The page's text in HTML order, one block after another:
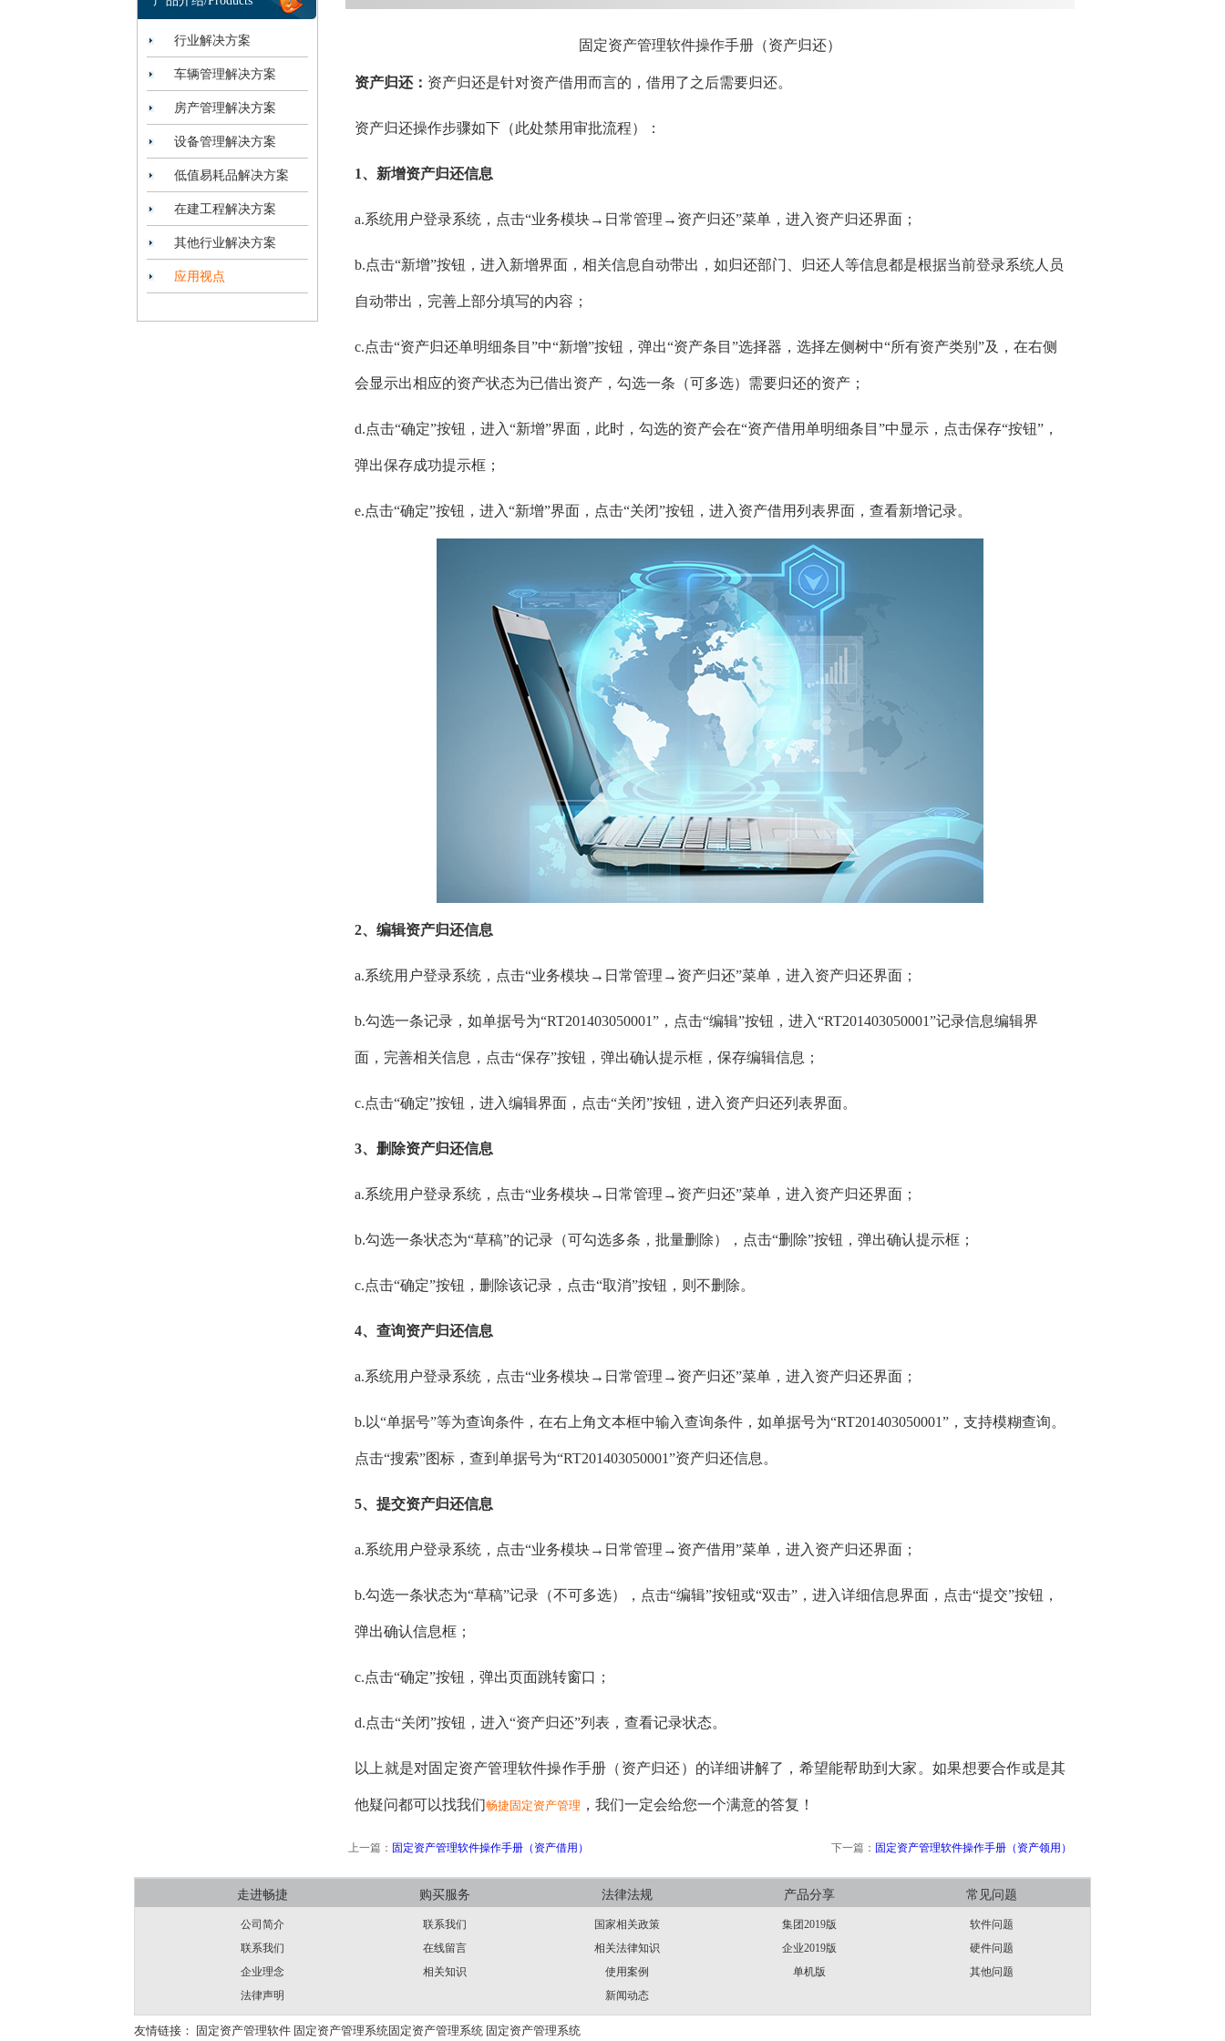
行业解决方案
车辆管理解决方案
房产管理解决方案
设备管理解决方案
低值易耗品解决方案
在建工程解决方案
其他行业解决方案
应用视点
固定资产管理软件操作手册（资产归还）
资产归还： 资产归还是针对资产借用而言的，借用了之后需要归还。
资产归还操作步骤如下（此处禁用审批流程）：
1、新增资产归还信息
a.系统用户登录系统，点击“业务模块→日常管理→资产归还”菜单，进入资产归还界面；
b.点击“新增”按钮，进入新增界面，相关信息自动带出，如归还部门、归还人等信息都是根据当前登录系统人员
自动带出，完善上部分填写的内容；
c.点击“资产归还单明细条目”中“新增”按钮，弹出“资产条目”选择器，选择左侧树中“所有资产类别”及，在右侧
会显示出相应的资产状态为已借出资产，勾选一条（可多选）需要归还的资产；
d.点击“确定”按钮，进入“新增”界面，此时，勾选的资产会在“资产借用单明细条目”中显示，点击保存“按钮”，
弹出保存成功提示框；
e.点击“确定”按钮，进入“新增”界面，点击“关闭”按钮，进入资产借用列表界面，查看新增记录。
2、编辑资产归还信息
a.系统用户登录系统，点击“业务模块→日常管理→资产归还”菜单，进入资产归还界面；
b.勾选一条记录，如单据号为“RT201403050001”，点击“编辑”按钮，进入“RT201403050001”记录信息编辑界
面，完善相关信息，点击“保存”按钮，弹出确认提示框，保存编辑信息；
c.点击“确定”按钮，进入编辑界面，点击“关闭”按钮，进入资产归还列表界面。
3、删除资产归还信息
a.系统用户登录系统，点击“业务模块→日常管理→资产归还”菜单，进入资产归还界面；
b.勾选一条状态为“草稿”的记录（可勾选多条，批量删除），点击“删除”按钮，弹出确认提示框；
c.点击“确定”按钮，删除该记录，点击“取消”按钮，则不删除。
4、查询资产归还信息
a.系统用户登录系统，点击“业务模块→日常管理→资产归还”菜单，进入资产归还界面；
b.以“单据号”等为查询条件，在右上角文本框中输入查询条件，如单据号为“RT201403050001”，支持模糊查询。
点击“搜索”图标，查到单据号为“RT201403050001”资产归还信息。
5、提交资产归还信息
a.系统用户登录系统，点击“业务模块→日常管理→资产借用”菜单，进入资产归还界面；
b.勾选一条状态为“草稿”记录（不可多选），点击“编辑”按钮或“双击”，进入详细信息界面，点击“提交”按钮，
弹出确认信息框；
c.点击“确定”按钮，弹出页面跳转窗口；
d.点击“关闭”按钮，进入“资产归还”列表，查看记录状态。
以上就是对固定资产管理软件操作手册（资产归还） 的详细讲解了，希望能帮助到大家。如果想要合作或是其
他疑问都可以找我们畅捷固定资产管理 ，我们一定会给您一个满意的答复！
上一篇： 固定资产管理软件操作手册（资产借用） 下一篇： 固定资产管理软件操作手册（资产领用）
走进畅捷
公司简介
联系我们
企业理念
法律声明
购买服务
联系我们
在线留言
相关知识
法律法规
国家相关政策
相关法律知识
使用案例
新闻动态
产品分享
集团2019版
企业2019版
单机版
常见问题
软件问题
硬件问题
其他问题
友情链接： 固定资产管理软件 固定资产管理系统固定资产管理系统 固定资产管理系统